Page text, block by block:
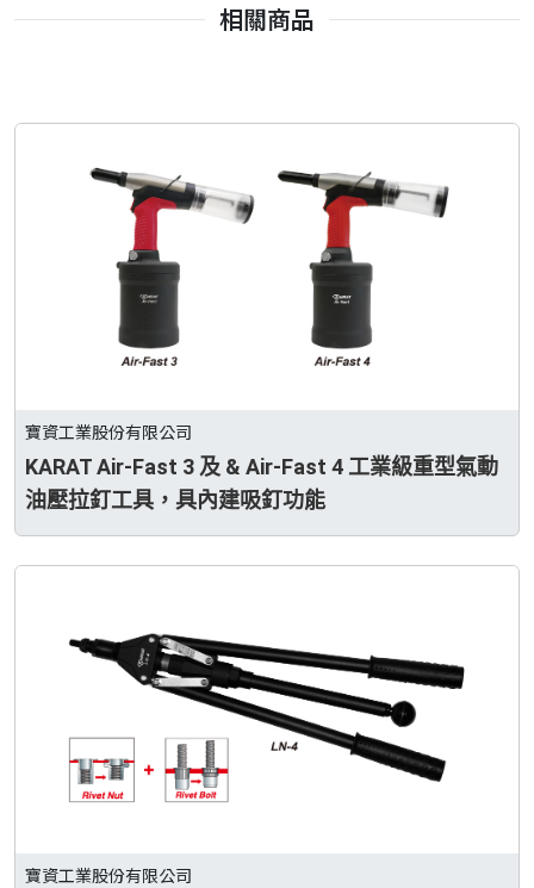
相關商品
寶資工業股份有限公司
KARAT Air-Fast 3 及 & Air-Fast 4 工業級重型氣動
油壓拉釘工具，具內建吸釘功能
寶資工業股份有限公司